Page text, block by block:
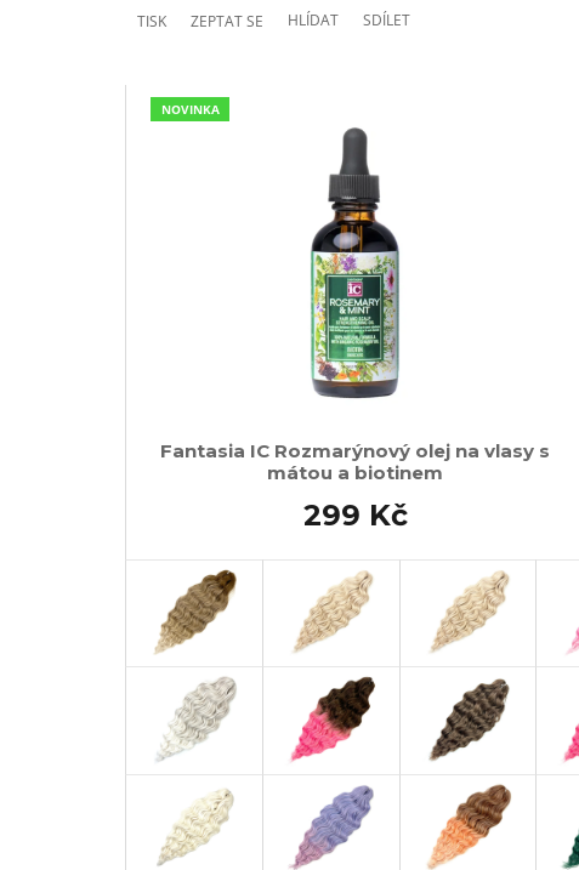
TISK ZEPTAT SE HLÍDAT SDÍLET
NOVINKA
Fantasia IC Rozmarýnový olej na vlasy s
mátou a biotinem
299 Kč